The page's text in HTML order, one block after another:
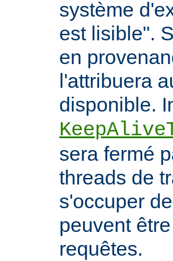
système
est lisible".
en
l'attribuera
disponible.
sera fermé
threads de
s'occuper
peuvent
requêtes.